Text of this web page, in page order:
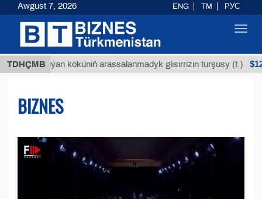
TDHÇMBköküniň arassalanmadyk glisirrizin turşusy (t.) $12935,18
BIZNES
Awgust 7, 2026 ENG TM РУС